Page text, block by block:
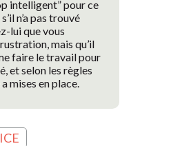
intelligent” pour ce
n’a pas trouvé
lui que vous
mais qu’il
faire le travail pour
et selon les règles
mises en place.